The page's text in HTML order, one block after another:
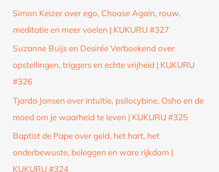
Simon Keizer over ego, Choose Again, rouw,
meditatie en meer voelen | KUKURU #327
Suzanne Buijs en Desirée Verboekend over
opstellingen, triggers en echte vrijheid | KUKURU
#326
Tjarda Jansen over intuïtie, psilocybine, Osho en de
moed om je waarheid te leven | KUKURU #325
Baptist de Pape over geld, het hart, het
onderbewuste, beleggen en ware rijkdom |
KUKURU #324